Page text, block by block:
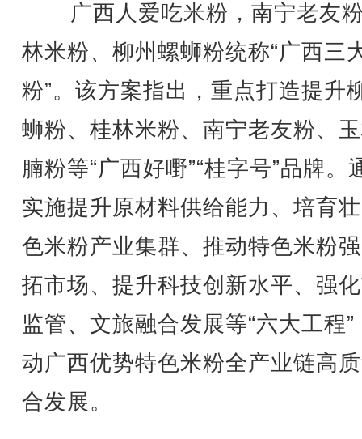
广西人爱吃米粉，南宁老友
林米粉、柳州螺蛳粉统称“广西三
粉”。该方案指出，重点打造提升
蛳粉、桂林米粉、南宁老友粉、
腩粉等“广西好嘢”“桂字号”品牌。
实施提升原材料供给能力、培育
色米粉产业集群、推动特色米粉
拓市场、提升科技创新水平、强
监管、文旅融合发展等“六大工程”
动广西优势特色米粉全产业链高
合发展。